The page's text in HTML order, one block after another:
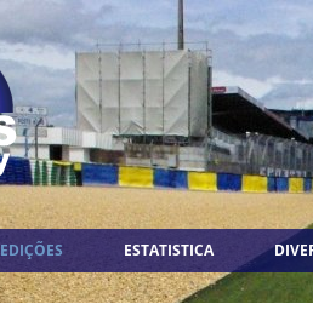
EDIÇÕES ESTATISTICA